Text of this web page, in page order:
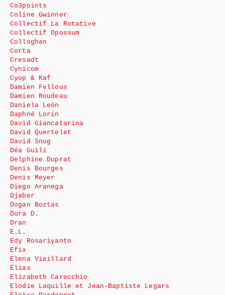
Co3points
Coline Gwinner
Collectif La Rotative
Collectif Opossum
Colloghan
Corta
Cresadt
Cynicom
Cyop & Kaf
Damien Fellous
Damien Roudeau
Daniela León
Daphné Lorin
David Giancatarina
David Quertelet
David Snug
Déa Guili
Delphine Duprat
Denis Bourges
Denis Meyer
Diego Aranega
Djaber
Dogan Boztas
Dora D.
Dran
E.L.
Edy Rosariyanto
Efix
Elena Vieillard
Élias
Elizabeth Carecchio
Elodie Laquille et Jean-Baptiste Legars